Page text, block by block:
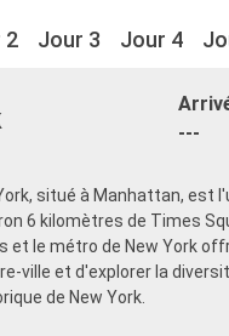
2 Jour 3 Jour 4
---
situé à Manhattan, est
6 kilomètres de Times
et le métro de New York
ville et d'explorer la
de New York.